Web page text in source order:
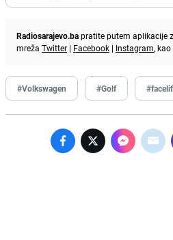
Radiosarajevo.bapratite putem aplikacije
mreža Twitter | Facebook | Instagram,
#Volkswagen #Golf